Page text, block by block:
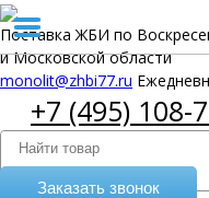
Поставка ЖБИ по
и Московской области
monolit@zhbi77.ru
+7 (495) 108-
Заказать звонок